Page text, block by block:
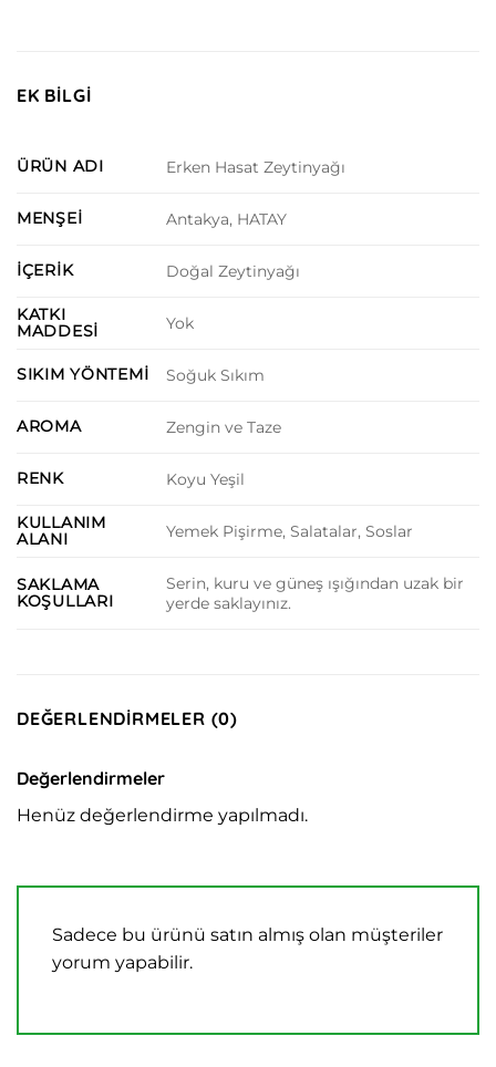
EK BILGI
ÜRÜN ADI Erken Hasat Zeytinyağı
MENŞEI Antakya, HATAY
İÇERIK Doğal Zeytinyağı
KATKI
MADDESI
Yok
SIKIM YÖNTEMI Soğuk Sıkım
AROMA Zengin ve Taze
RENK Koyu Yeşil
KULLANIM
ALANI
Yemek Pişirme, Salatalar, Soslar
SAKLAMA
KOŞULLARI
Serin, kuru ve güneş ışığından uzak bir
yerde saklayınız.
DEĞERLENDIRMELER (0)
Değerlendirmeler
Henüz değerlendirme yapılmadı.
Sadece bu ürünü satın almış olan müşteriler
yorum yapabilir.